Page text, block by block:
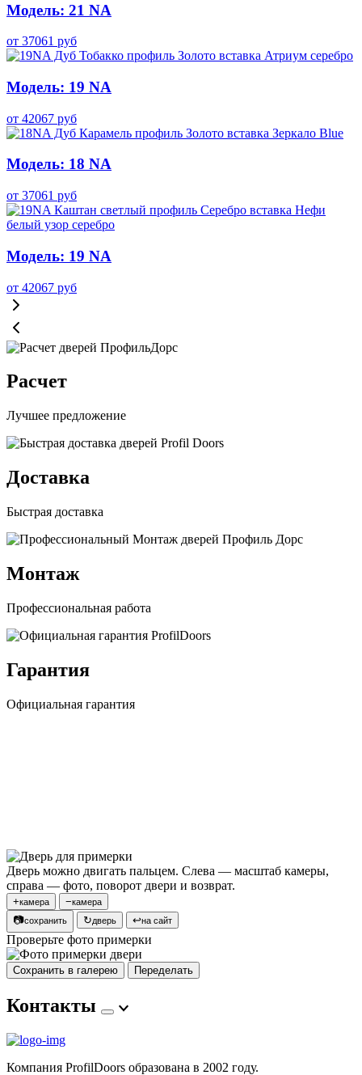
Модель: 21 NA
от 37061 руб
Модель: 19 NA
от 42067 руб
Модель: 18 NA
от 37061 руб
Модель: 19 NA
от 42067 руб
Расчет
Лучшее предложение
Доставка
Быстрая доставка
Монтаж
Профессиональная работа
Гарантия
Официальная гарантия
Дверь можно двигать пальцем. Слева — масштаб камеры,
справа — фото, поворот двери и возврат.
+камера −камера
📷сохранить ↻дверь ↩на сайт
Проверьте фото примерки
Сохранить в галерею Переделать
Контакты
Компания ProfilDoors образована в 2002 году.